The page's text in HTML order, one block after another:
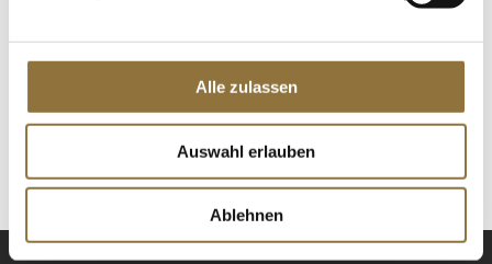
Alle zulassen
Auswahl erlauben
Ablehnen
St.